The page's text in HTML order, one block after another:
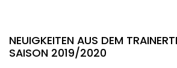
NEUIGKEITEN AUS DEM
SAISON 2019/2020